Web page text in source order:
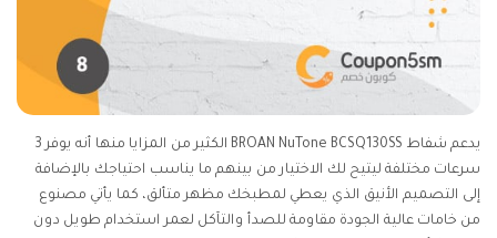
يدعم شفاط BROAN NuTone BCSQ130SS الكثير من المزايا منها أنه يوفر 3
سرعات مختلفة ليتيح لك الاختيار من بينهم ما يناسب احتياجك بالإضافة
إلى التصميم الأنيق الذي يعطي لمطبخك مظهر متألق، كما يأتي مصنوع
من خامات عالية الجودة مقاومة للصدأ والتآكل لعمر استخدام طويل دون